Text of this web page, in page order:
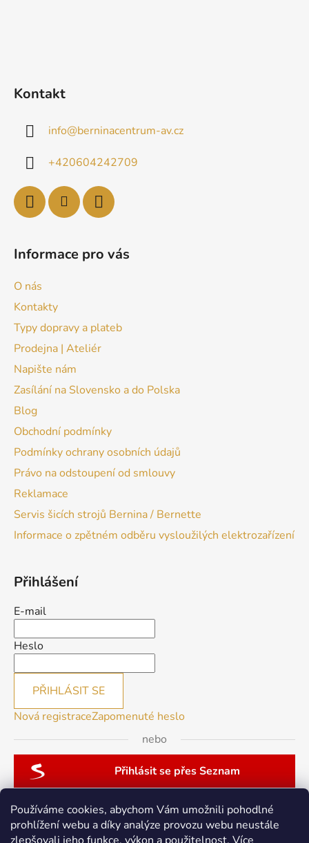
Používáme cookies, abychom Vám umožnili pohodlné
prohlížení webu a díky analýze provozu webu neustále
Kontakt
info@berninacentrum-av.cz
+420604242709
Informace pro vás
O nás
Kontakty
Typy dopravy a plateb
Prodejna | Ateliér
Napište nám
Zasílání na Slovensko a do Polska
Blog
Obchodní podmínky
Podmínky ochrany osobních údajů
Právo na odstoupení od smlouvy
Reklamace
Servis šicích strojů Bernina / Bernette
Informace o zpětném odběru vysloužilých elektrozařízení
Přihlášení
E-mail
Heslo
PŘIHLÁSIT SE
Nová registraceZapomenuté heslo
nebo
Přihlásit se přes Seznam